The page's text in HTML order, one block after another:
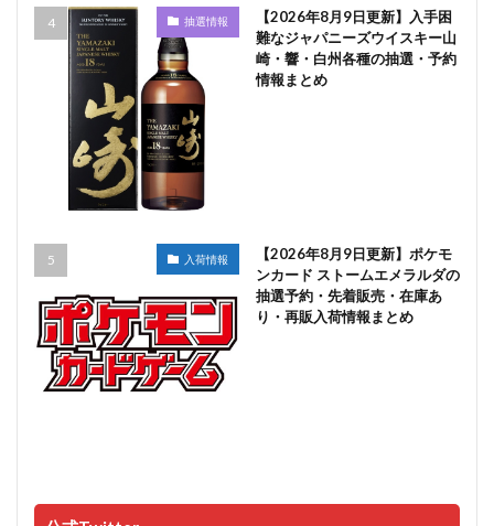
抽選情報
【2026年8月9日更新】入手困
難なジャパニーズウイスキー山
崎・響・白州各種の抽選・予約
情報まとめ
入荷情報
【2026年8月9日更新】ポケモ
ンカード ストームエメラルダの
抽選予約・先着販売・在庫あ
り・再販入荷情報まとめ